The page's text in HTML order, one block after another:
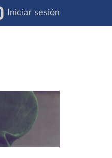
Iniciar sesión